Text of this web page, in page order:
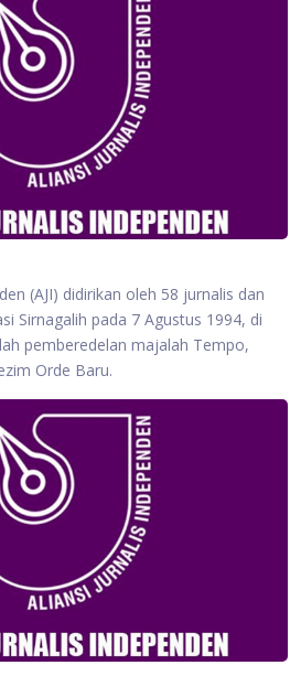
(AJI) didirikan oleh 58 jurnalis dan
Sirnagalih pada 7 Agustus 1994, di
pemberedelan majalah Tempo,
Orde Baru.